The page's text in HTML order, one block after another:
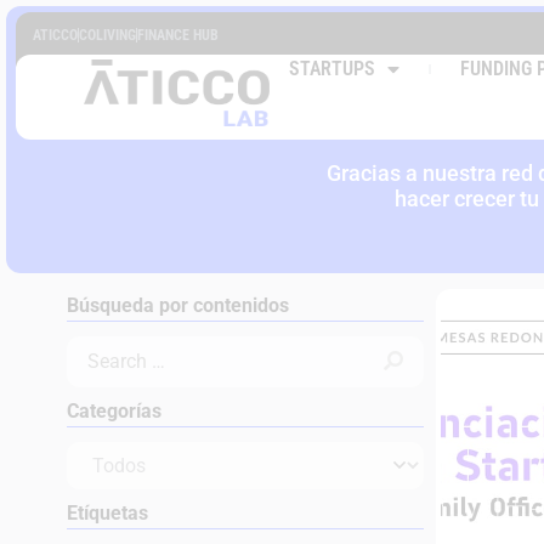
ATICCO COLIVING FINANCE HUB
STARTUPS FUNDING
Gracias a nuestra
hacer crecer
Búsqueda por contenidos
Categorías
Etíquetas